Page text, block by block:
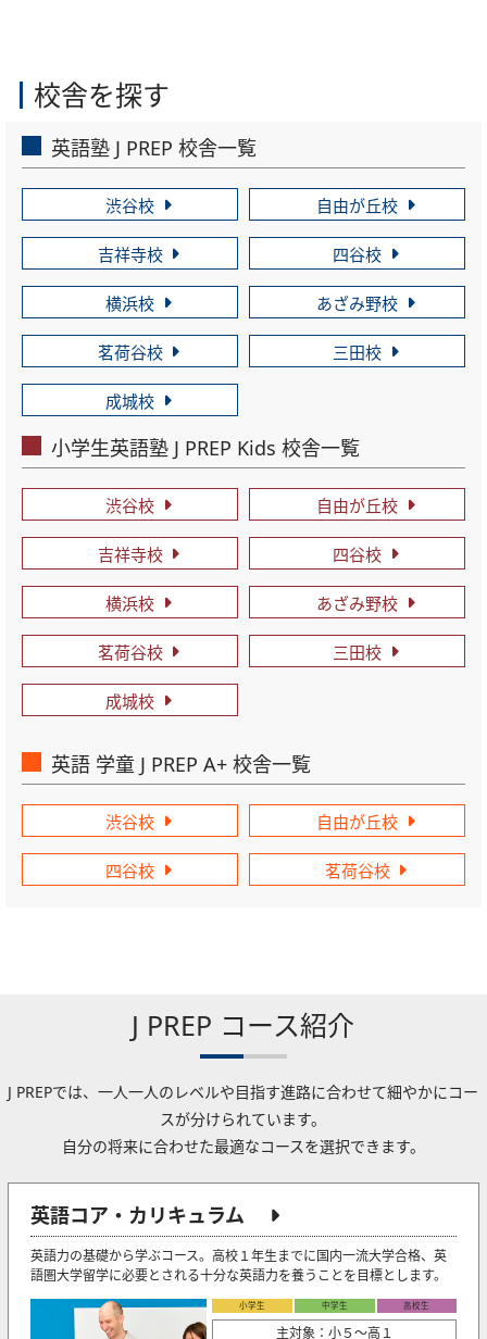
校舎を探す
英語塾 J PREP 校舎一覧
渋谷校 自由が丘校
吉祥寺校 四谷校
横浜校 あざみ野校
茗荷谷校 三田校
成城校
小学生英語塾 J PREP Kids 校舎一覧
渋谷校 自由が丘校
吉祥寺校 四谷校
横浜校 あざみ野校
茗荷谷校 三田校
成城校
英語 学童 J PREP A+ 校舎一覧
渋谷校 自由が丘校
四谷校 茗荷谷校
J PREP コース紹介
J PREPでは、一人一人のレベルや目指す進路に合わせて細やかにコー
スが分けられています。
自分の将来に合わせた最適なコースを選択できます。
英語コア・カリキュラム
英語力の基礎から学ぶコース。高校１年生までに国内一流大学合格、英
語圏大学留学に必要とされる十分な英語力を養うことを目標とします。
小学生 中学生 高校生
主対象：小５〜高１